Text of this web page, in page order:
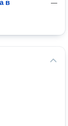
—
в